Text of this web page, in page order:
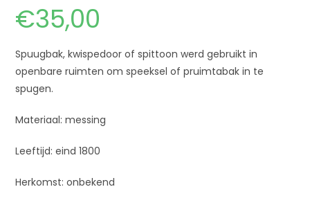
€35,00
Spuugbak, kwispedoor of spittoon werd gebruikt in
openbare ruimten om speeksel of pruimtabak in te
spugen.
Materiaal: messing
Leeftijd: eind 1800
Herkomst: onbekend